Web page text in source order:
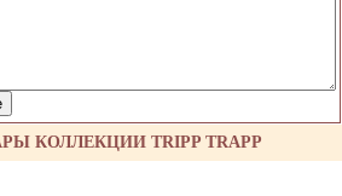
КОЛЛЕКЦИИ TRIPP TRAPP